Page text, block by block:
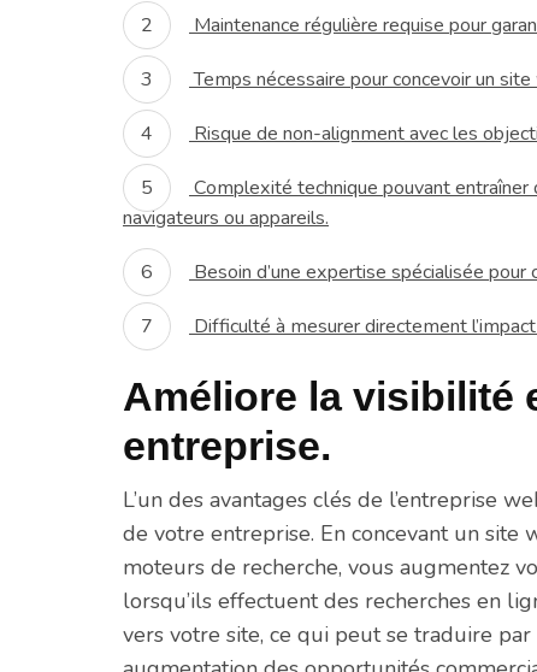
Maintenance régulière requise pour
Temps nécessaire pour concevoir un
Risque de non-alignment avec les
Complexité technique pouvant
navigateurs ou appareils.
Besoin d’une expertise spécialisée
Difficulté à mesurer directement
Améliore la visibilité
entreprise.
L’un des avantages clés de l’entreprise
de votre entreprise. En concevant un
moteurs de recherche, vous augmentez
lorsqu’ils effectuent des recherches en
vers votre site, ce qui peut se traduire